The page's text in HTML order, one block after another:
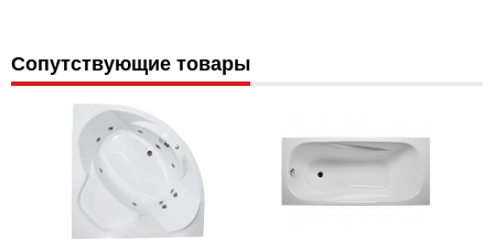
Сопутствующие товары